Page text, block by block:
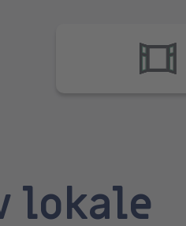
lokale